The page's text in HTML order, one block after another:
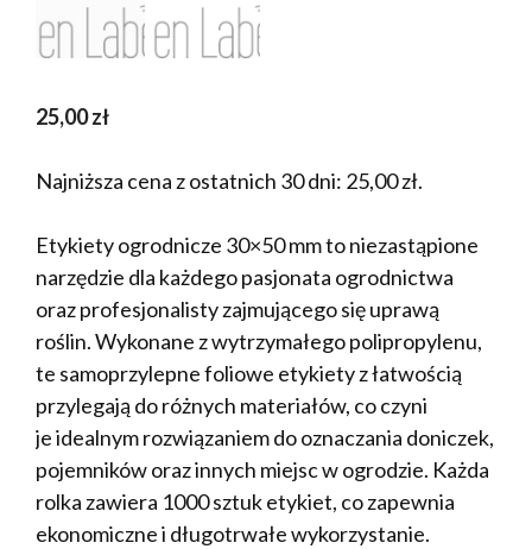
25,00zł
Najniższa cena z ostatnich 30 dni: 25,00zł.
Etykiety ogrodnicze 30×50 mm to niezastąpione
narzędzie dla każdego pasjonata ogrodnictwa
oraz profesjonalisty zajmującego się uprawą
roślin. Wykonane z wytrzymałego polipropylenu,
te samoprzylepne foliowe etykiety z łatwością
przylegają do różnych materiałów, co czyni
je idealnym rozwiązaniem do oznaczania doniczek,
pojemników oraz innych miejsc w ogrodzie. Każda
rolka zawiera 1000 sztuk etykiet, co zapewnia
ekonomiczne i długotrwałe wykorzystanie.